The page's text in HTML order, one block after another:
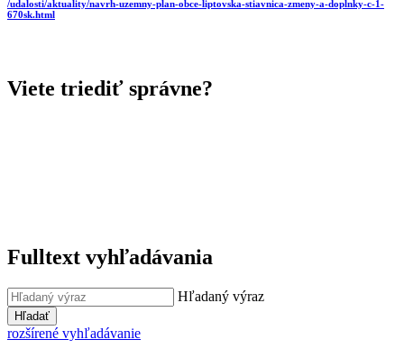
/udalosti/aktuality/navrh-uzemny-plan-obce-liptovska-stiavnica-zmeny-a-doplnky-c-1-
670sk.html
Viete triediť správne?
Fulltext vyhľadávania
Hľadaný výraz
Hľadať
rozšírené vyhľadávanie